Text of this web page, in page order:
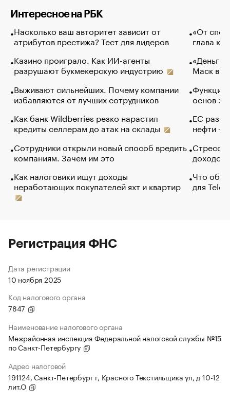
Интересное на РБК
Насколько ваш авторитет зависит от
атрибутов престижа? Тест для лидеров
Казино проиграло. Как ИИ-агенты
разрушают букмекерскую индустрию
Выживают сильнейших. Почему компании
избавляются от лучших сотрудников
Как банк Wildberries резко нарастил
кредиты селлерам до атак на склады
Сотрудники открыли новый способ вредить
компаниям. Зачем им это
Как налоговики ищут доходы
неработающих покупателей яхт и квартир
«От
глава
«Деньги
Маск в
Функции
основ
ЕС
нефти —
Стресс
доходов
Что
для
Регистрация ФНС
Дата регистрации
10 ноября 2025
Код налогового органа
7847
Наименование налогового органа
Межрайонная инспекция Федеральной налоговой службы №15
по Санкт-Петербургу
Адрес налоговой
191124, Санкт-Петербург г, Красного Текстильщика ул, д 10-12
лит.О